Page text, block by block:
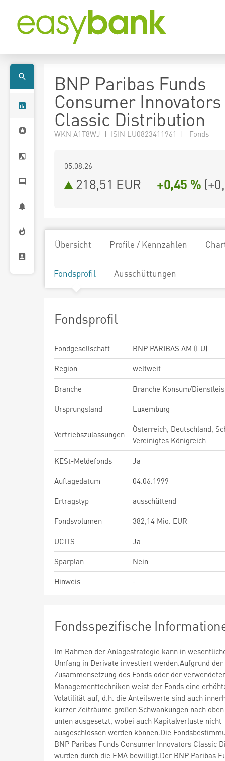
BNP Paribas Funds
Consumer Innovators
Classic Distribution
WKN A1T8WJ | ISIN LU0823411961 | Fonds
05.08.26
218,51 EUR +0,45 % (
Übersicht Profile / Kennzahlen
Fondsprofil Ausschüttungen
Fondsprofil
Fondgesellschaft
BNP PARIBAS AM (LU)
Region
weltweit
Branche
Branche Konsum/
Ursprungsland
Luxemburg
Vertriebszulassungen
Österreich, Deutschland,
Vereinigtes Königreich
KESt-Meldefonds
Ja
Auflagedatum
04.06.1999
Ertragstyp
ausschüttend
Fondsvolumen
382,14 Mio. EUR
UCITS
Ja
Sparplan
Nein
Hinweis
-
Fondsspezifische
Im Rahmen der Anlagestrategie kann in
Umfang in Derivate investiert werden.Aufgrund der
Zusammensetzung des Fonds oder der
Managementtechniken weist der Fonds eine
Volatilität auf, d.h. die Anteilswerte sind auch
kurzer Zeiträume großen Schwankungen nach
unten ausgesetzt, wobei auch Kapitalverluste nicht
ausgeschlossen werden können.Die
BNP Paribas Funds Consumer Innovators Classic
wurden durch die FMA bewilligt.Der BNP Paribas